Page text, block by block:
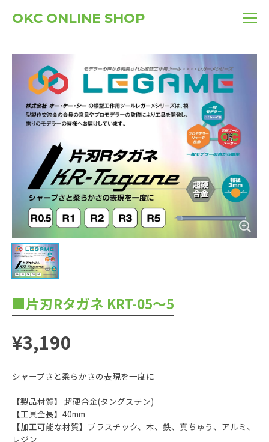
OKC ONLINE SHOP
■片刃Rタガネ KRT-05～5
¥3,190
シャープさと柔らかさの表現を一度に
【製品材質】 超硬合金(タングステン)
【工具全長】40mm
【加工可能な材質】プラスチック、木、鉄、真ちゅう、アルミ、
レジン